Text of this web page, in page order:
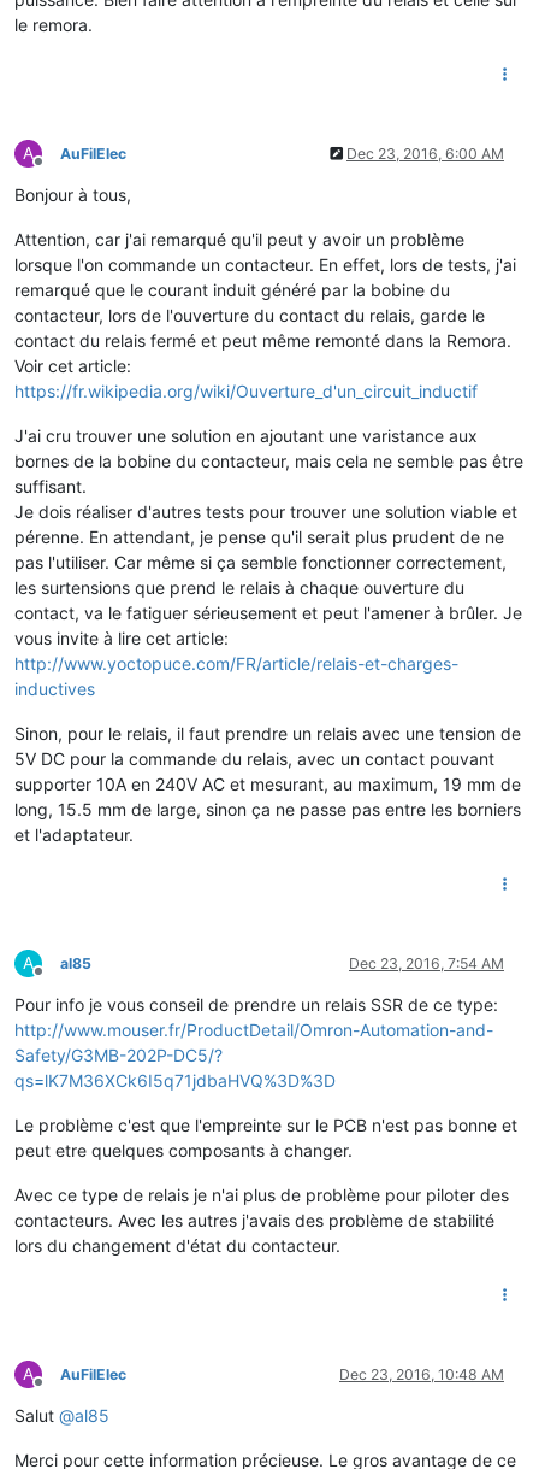
le remora.
A
Offline
AuFilElec Dec 23, 2016, 6:00 AM
Bonjour à tous,
Attention, car j'ai remarqué qu'il peut y avoir un problème
lorsque l'on commande un contacteur. En effet, lors de tests, j'ai
remarqué que le courant induit généré par la bobine du
contacteur, lors de l'ouverture du contact du relais, garde le
contact du relais fermé et peut même remonté dans la Remora.
Voir cet article:
https://fr.wikipedia.org/wiki/Ouverture_d'un_circuit_inductif
J'ai cru trouver une solution en ajoutant une varistance aux
bornes de la bobine du contacteur, mais cela ne semble pas être
suffisant.
Je dois réaliser d'autres tests pour trouver une solution viable et
pérenne. En attendant, je pense qu'il serait plus prudent de ne
pas l'utiliser. Car même si ça semble fonctionner correctement,
les surtensions que prend le relais à chaque ouverture du
contact, va le fatiguer sérieusement et peut l'amener à brûler. Je
vous invite à lire cet article:
http://www.yoctopuce.com/FR/article/relais-et-charges-
inductives
Sinon, pour le relais, il faut prendre un relais avec une tension de
5V DC pour la commande du relais, avec un contact pouvant
supporter 10A en 240V AC et mesurant, au maximum, 19 mm de
long, 15.5 mm de large, sinon ça ne passe pas entre les borniers
et l'adaptateur.
A
Offline
al85 Dec 23, 2016, 7:54 AM
Pour info je vous conseil de prendre un relais SSR de ce type:
http://www.mouser.fr/ProductDetail/Omron-Automation-and-
Safety/G3MB-202P-DC5/?
qs=lK7M36XCk6I5q71jdbaHVQ%3D%3D
Le problème c'est que l'empreinte sur le PCB n'est pas bonne et
peut etre quelques composants à changer.
Avec ce type de relais je n'ai plus de problème pour piloter des
contacteurs. Avec les autres j'avais des problème de stabilité
lors du changement d'état du contacteur.
A
Offline
AuFilElec Dec 23, 2016, 10:48 AM
Salut @al85
Merci pour cette information précieuse. Le gros avantage de ce